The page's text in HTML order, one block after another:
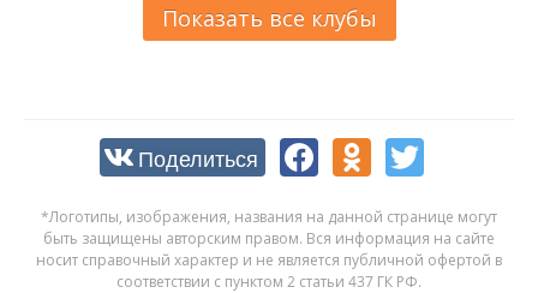
Показать все клубы
Поделиться
*Логотипы, изображения, названия на данной странице могут
быть защищены авторским правом. Вся информация на сайте
носит справочный характер и не является публичной офертой в
соответствии с пунктом 2 статьи 437 ГК РФ.